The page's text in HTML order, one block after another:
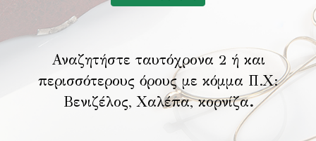
Αναζητήστε ταυτόχρονα 2 ή και
περισσότερους όρους με κόμμα Π.Χ:
Βενιζέλος, Χαλέπα, κορνίζα.